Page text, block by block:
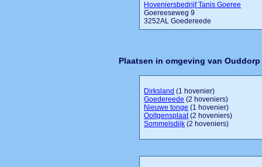
Hoveniersbedrijf Tanis Goeree
Goereeseweg 9
3252AL Goedereede
Plaatsen in omgeving van Ouddorp
Dirksland (1 hovenier)
Goedereede (2 hoveniers)
Nieuwe tonge (1 hovenier)
Ooltgensplaat(2 hoveniers)
Sommelsdijk (2 hoveniers)